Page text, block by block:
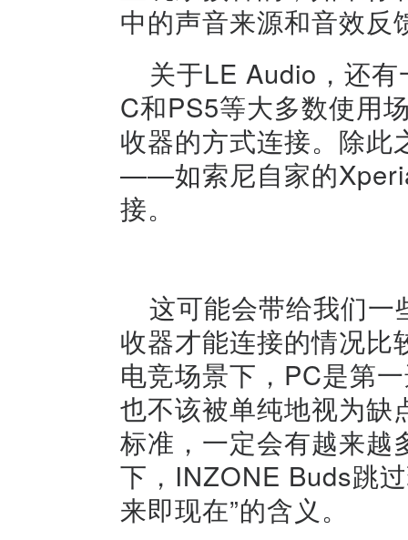
中的声音来源和音效反
关于LE Audio，还
C和PS5等大多数使用
收器的方式连接。除此
——如索尼自家的
接。
这可能会带给我们一
收器才能连接的情况比
电竞场景下，PC是第
也不该被单纯地视为缺
标准，一定会有越来越
下，INZONE Buds跳
来即现在”的含义。